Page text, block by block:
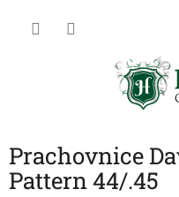
Prachovnice
Pattern 44/.45